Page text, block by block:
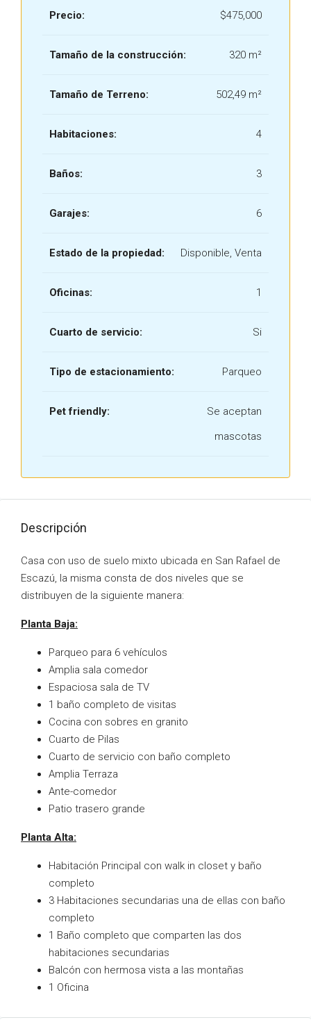
Precio: $475,000
Tamaño de la construcción: 320 m²
Tamaño de Terreno: 502,49 m²
Habitaciones: 4
Baños: 3
Garajes: 6
Estado de la propiedad: Disponible, Venta
Oficinas: 1
Cuarto de servicio: Si
Tipo de estacionamiento: Parqueo
Pet friendly:
Se aceptan
mascotas
Descripción
Casa con uso de suelo mixto ubicada en San Rafael de
Escazú, la misma consta de dos niveles que se
distribuyen de la siguiente manera:
Planta Baja:
Parqueo para 6 vehículos
Amplia sala comedor
Espaciosa sala de TV
1 baño completo de visitas
Cocina con sobres en granito
Cuarto de Pilas
Cuarto de servicio con baño completo
Amplia Terraza
Ante-comedor
Patio trasero grande
Planta Alta:
Habitación Principal con walk in closet y baño
completo
3 Habitaciones secundarias una de ellas con baño
completo
1 Baño completo que comparten las dos
habitaciones secundarias
Balcón con hermosa vista a las montañas
1 Oficina